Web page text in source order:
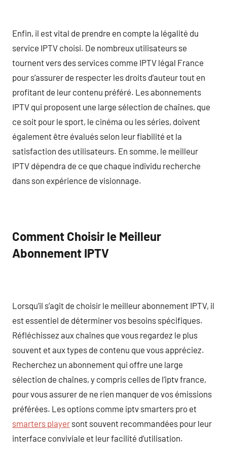
Enfin, il est vital de prendre en compte la légalité du
service IPTV choisi. De nombreux utilisateurs se
tournent vers des services comme IPTV légal France
pour s’assurer de respecter les droits d’auteur tout en
profitant de leur contenu préféré. Les abonnements
IPTV qui proposent une large sélection de chaînes, que
ce soit pour le sport, le cinéma ou les séries, doivent
également être évalués selon leur fiabilité et la
satisfaction des utilisateurs. En somme, le meilleur
IPTV dépendra de ce que chaque individu recherche
dans son expérience de visionnage.
Comment Choisir le Meilleur
Abonnement IPTV
Lorsqu’il s’agit de choisir le meilleur abonnement IPTV, il
est essentiel de déterminer vos besoins spécifiques.
Réfléchissez aux chaînes que vous regardez le plus
souvent et aux types de contenu que vous appréciez.
Recherchez un abonnement qui offre une large
sélection de chaînes, y compris celles de l’iptv france,
pour vous assurer de ne rien manquer de vos émissions
préférées. Les options comme iptv smarters pro et
smarters player sont souvent recommandées pour leur
interface conviviale et leur facilité d’utilisation.